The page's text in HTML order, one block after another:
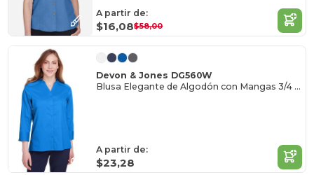
A partir de:
$16,08$58,00
Devon & Jones DG560W
Blusa Elegante de Algodón con Mangas 3/4 para Mujer
A partir de:
$23,28